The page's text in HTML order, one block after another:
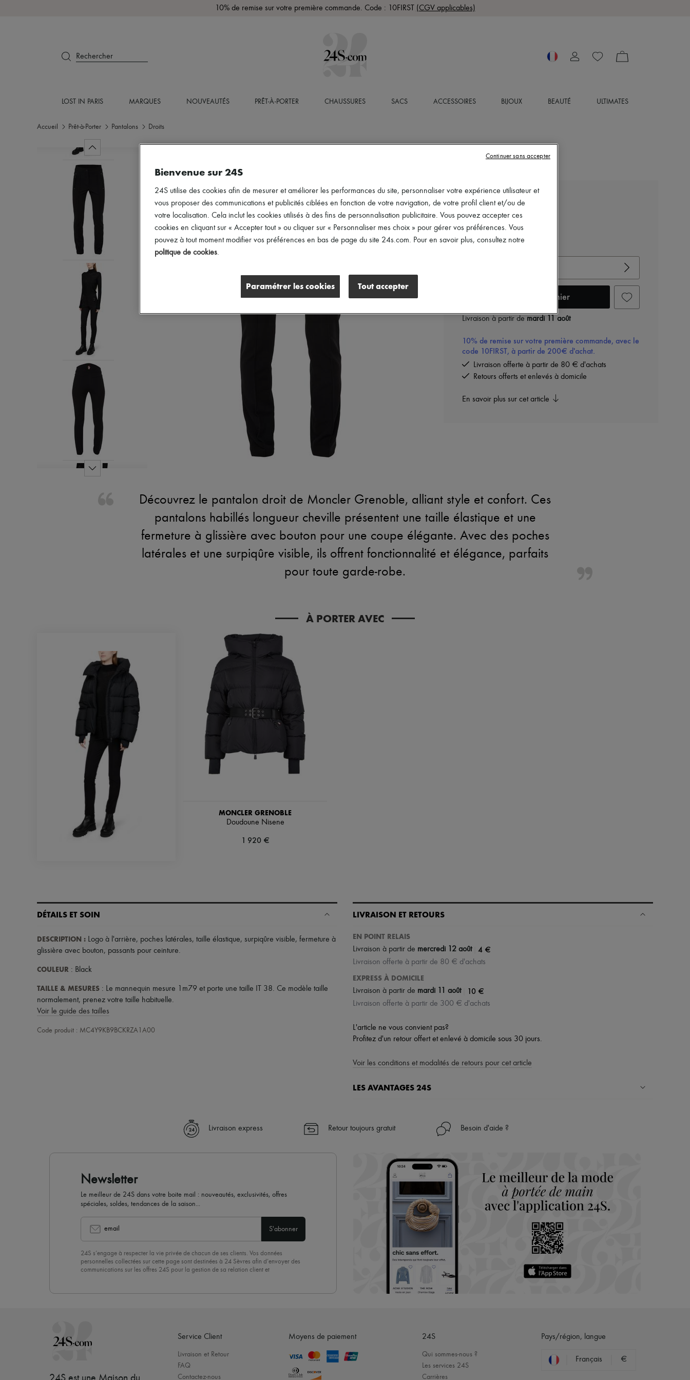
10% de remise sur votre première commande. Code : 10FIRST (CGV applicables)
Rechercher
LOST IN PARIS MARQUES NOUVEAUTÉS PRÊT-À-PORTER CHAUSSURES SACS ACCESSOIRES BIJOUX BEAUTÉ ULTIMATES
Accueil Prêt-à-Porter Pantalons Droits
MONCLER GRENOBLE
Pantalon droit
570 €
Ajouter au panier
Livraison à partir de mardi 11 août
10% de remise sur votre première commande, avec le
code 10FIRST, à partir de 200€ d'achat.
Livraison offerte à partir de 80 € d'achats
Retours offerts et enlevés à domicile
En savoir plus sur cet article
Découvrez le pantalon droit de Moncler Grenoble, alliant style et confort. Ces
pantalons habillés longueur cheville présentent une taille élastique et une
fermeture à glissière avec bouton pour une coupe élégante. Avec des poches
latérales et une surpiqûre visible, ils offrent fonctionnalité et élégance, parfaits
pour toute garde-robe.
À PORTER AVEC
MONCLER GRENOBLE
Doudoune Nisene
1 920 €
DÉTAILS ET SOIN
DESCRIPTION : Logo à l'arrière, poches latérales, taille élastique, surpiqûre visible, fermeture à
glissière avec bouton, passants pour ceinture.
COULEUR : Black
TAILLE & MESURES : Le mannequin mesure 1m79 et porte une taille IT 38. Ce modèle taille
normalement, prenez votre taille habituelle.
Voir le guide des tailles
Code produit : MC4Y9KB9BCKRZA1A00
LIVRAISON ET RETOURS
EN POINT RELAIS
Livraison à partir de mercredi 12 août 4 €
Livraison offerte à partir de 80 € d'achats
EXPRESS À DOMICILE
Livraison à partir de mardi 11 août 10 €
Livraison offerte à partir de 300 € d'achats
L'article ne vous convient pas?
Profitez d'un retour offert et enlevé à domicile sous 30 jours.
Voir les conditions et modalités de retours pour cet article
LES AVANTAGES 24S
✓ Bénéficiez de la livraison express dans plus de 100 pays
✓ Soyez libre de changer d’avis, les retours sont toujours offerts
En savoir plus sur 24S, une maison du groupe LVMH
Livraison express Retour toujours gratuit Besoin d'aide ?
Newsletter
Le meilleur de 24S dans votre boite mail : nouveautés, exclusivités, offres
spéciales, soldes, tendances de la saison...
email S'abonner
24S s’engage à respecter la vie privée de chacun de ses clients. Vos données
personnelles collectées sur cette page sont destinées à 24 Sèvres afin d’envoyer des
communications sur les offres 24S pour la gestion de sa relation client et
désinscrire » en bas de page de nos emails.
Service Client
Livraison et Retour
FAQ
Contactez-nous
Moyens de paiement 24S
Qui sommes-nous ?
Les services 24S
Carrières
Pays/région, langue
Français €
Bienvenue sur 24S
24S utilise des cookies afin de mesurer et améliorer les performances du site, personnaliser votre expérience utilisateur et
vous proposer des communications et publicités ciblées en fonction de votre navigation, de votre profil client et/ou de
votre localisation. Cela inclut les cookies utilisés à des fins de personnalisation publicitaire. Vous pouvez accepter ces
cookies en cliquant sur « Accepter tout » ou cliquer sur « Personnaliser mes choix » pour gérer vos préférences. Vous
pouvez à tout moment modifier vos préférences en bas de page du site 24s.com. Pour en savoir plus, consultez notre
politique de cookies.
Paramétrer les cookies Tout accepter
Continuer sans accepter